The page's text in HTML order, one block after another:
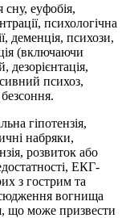
сну, еуфобія,
психологічна
деменція, психози,
(включаючи
дезорієнтація,
психоз,
гіпотензія,
набряки,
розвиток або
ЕКГ-
з гострим та
вогнища
що може призвести